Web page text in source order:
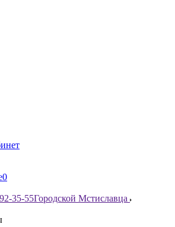
0
35-55Городской Мстиславца